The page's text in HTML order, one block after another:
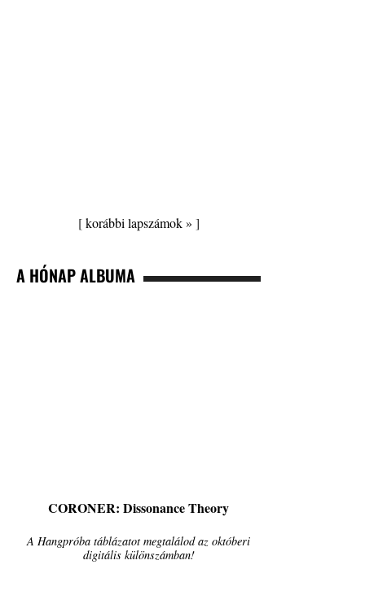
[korábbi lapszámok » ]
A HÓNAP ALBUMA
CORONER: Dissonance Theory
A Hangpróba táblázatot megtalálod az októberi
digitális különszámban!